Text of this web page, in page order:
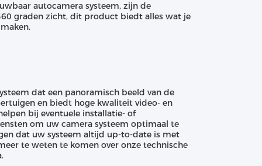
autocamera systeem, zijn de
graden zicht, dit product biedt alles wat je
dat een panoramisch beeld van de
en biedt hoge kwaliteit video- en
bij eventuele installatie- of
om uw camera systeem optimaal te
dat uw systeem altijd up-to-date is met
te weten te komen over onze technische